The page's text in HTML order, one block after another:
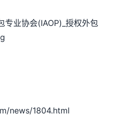
业协会(IAOP)_授权外包
news/1804.html